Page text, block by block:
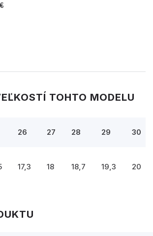
TOHTO MODELU
26 27 28 29 30
17,3 18 18,7 19,3 20